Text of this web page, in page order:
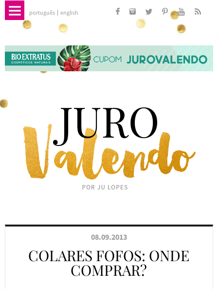
português english
08.09.2013
COLARES FOFOS: ONDE
COMPRAR?